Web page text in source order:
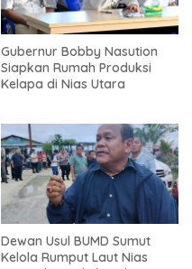
Gubernur Bobby Nasution
Siapkan Rumah Produksi
Kelapa di Nias Utara
Dewan Usul BUMD Sumut
Kelola Rumput Laut Nias